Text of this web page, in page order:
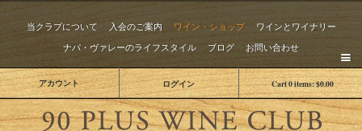
当クラブについて 入会のご案内 ワイン・ショップ
ワインとワイナリー
ナパ・ヴァレーのライフスタイル
ブログ お問い合わせ
Cart0items:$0.00
アカウント ログイン
The